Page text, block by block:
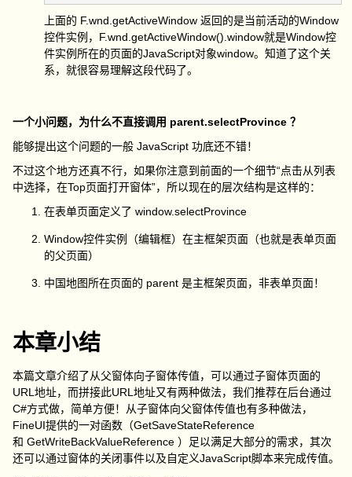
上面的 F.wnd.getActiveWindow 返回的是当前活动的Window
控件实例，F.wnd.getActiveWindow().window就是Window控
件实例所在的页面的JavaScript对象window。知道了这个关
系，就很容易理解这段代码了。
一个小问题，为什么不直接调用 parent.selectProvince ？
能够提出这个问题的一般 JavaScript 功底还不错！
不过这个地方还真不行，如果你注意到前面的一个细节“点击从列表
中选择，在Top页面打开窗体”，所以现在的层次结构是这样的：
在表单页面定义了 window.selectProvince
Window控件实例（编辑框）在主框架页面（也就是表单页面
的父页面）
中国地图所在页面的 parent 是主框架页面，非表单页面！
本章小结
本篇文章介绍了从父窗体向子窗体传值，可以通过子窗体页面的
URL地址，而拼接此URL地址又有两种做法，我们推荐在后台通过
C#方式做，简单方便！从子窗体向父窗体传值也有多种做法，
FineUI提供的一对函数（GetSaveStateReference
和 GetWriteBackValueReference ）足以满足大部分的需求，其次
还可以通过窗体的关闭事件以及自定义JavaScript脚本来完成传值。